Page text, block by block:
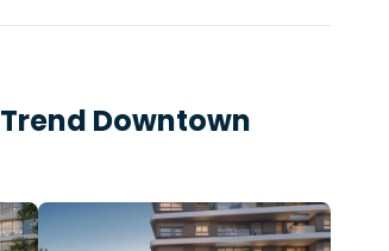
Trend Downtown